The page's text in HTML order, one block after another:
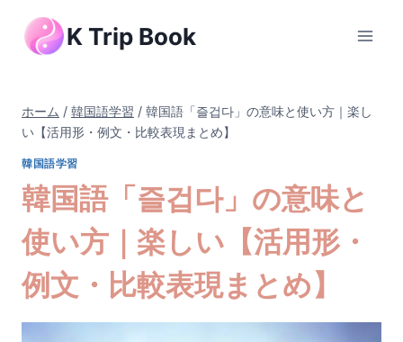
K Trip Book
ホーム / 韓国語学習 / 韓国語「즐겁다」の意味と使い方｜楽し
い【活用形・例文・比較表現まとめ】
韓国語学習
韓国語「즐겁다」の意味と
使い方｜楽しい【活用形・
例文・比較表現まとめ】